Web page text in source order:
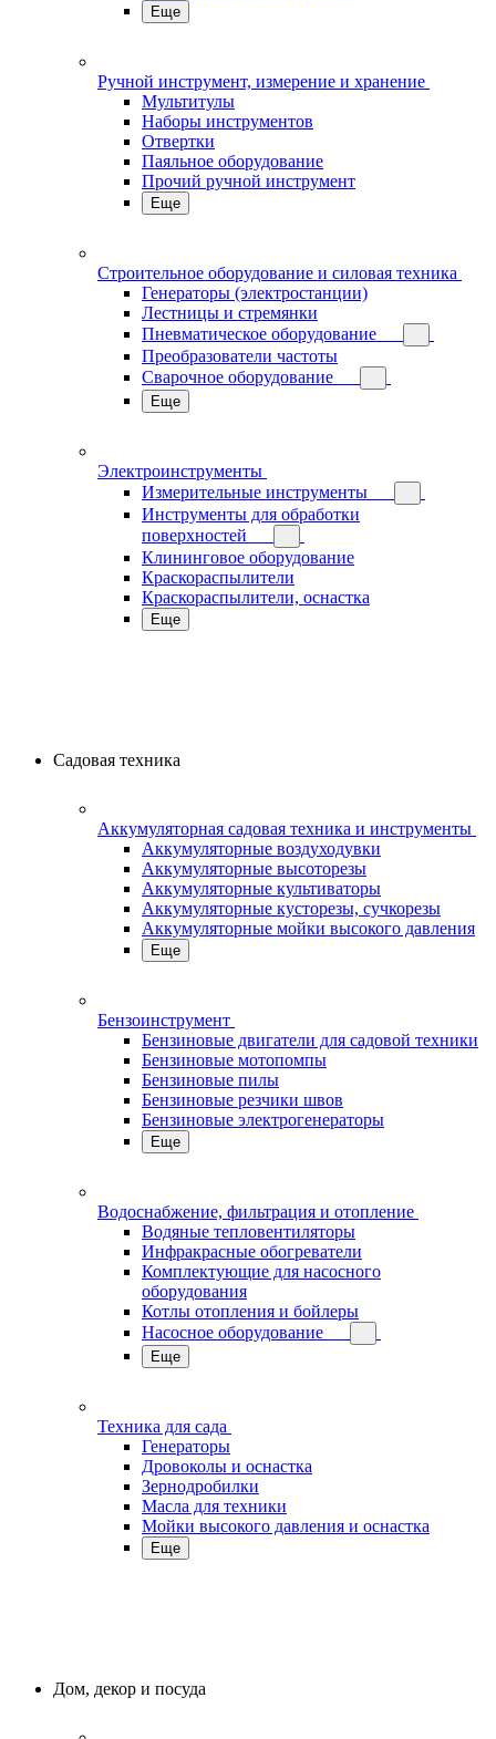
Еще
Ручной инструмент, измерение и хранение
Мультитулы
Наборы инструментов
Отвертки
Паяльное оборудование
Прочий ручной инструмент
Еще
Строительное оборудование и силовая техника
Генераторы (электростанции)
Лестницы и стремянки
Пневматическое оборудование
Преобразователи частоты
Сварочное оборудование
Еще
Электроинструменты
Измерительные инструменты
Инструменты для обработки
поверхностей
Клининговое оборудование
Краскораспылители
Краскораспылители, оснастка
Еще
Садовая техника
Аккумуляторная садовая техника и инструменты
Аккумуляторные воздуходувки
Аккумуляторные высоторезы
Аккумуляторные культиваторы
Аккумуляторные кусторезы, сучкорезы
Аккумуляторные мойки высокого давления
Еще
Бензоинструмент
Бензиновые двигатели для садовой техники
Бензиновые мотопомпы
Бензиновые пилы
Бензиновые резчики швов
Бензиновые электрогенераторы
Еще
Водоснабжение, фильтрация и отопление
Водяные тепловентиляторы
Инфракрасные обогреватели
Комплектующие для насосного
оборудования
Котлы отопления и бойлеры
Насосное оборудование
Еще
Техника для сада
Генераторы
Дровоколы и оснастка
Зернодробилки
Масла для техники
Мойки высокого давления и оснастка
Еще
Дом, декор и посуда